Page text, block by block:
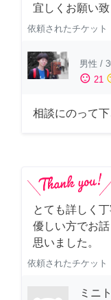
宜しくお願い致
依頼されたチケット
男性 /
sentiment_satisfied 21
相談にのって
とても詳しく
優しい方でお
思いました。
依頼されたチケット
ミニ